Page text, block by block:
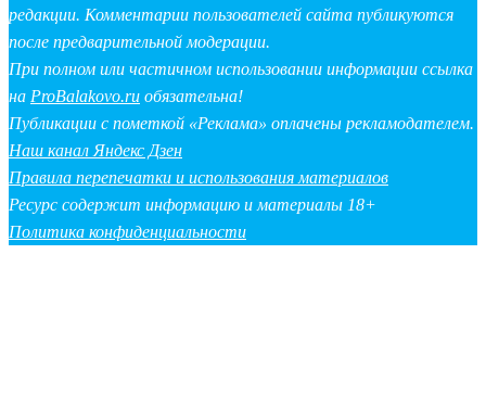
редакции. Комментарии пользователей сайта публикуются
после предварительной модерации.
При полном или частичном использовании информации ссылка
на ProBalakovo.ru обязательна!
Публикации с пометкой «Реклама» оплачены рекламодателем.
Наш канал Яндекс Дзен
Правила перепечатки и использования материалов
Ресурс содержит информацию и материалы 18+
Политика конфиденциальности